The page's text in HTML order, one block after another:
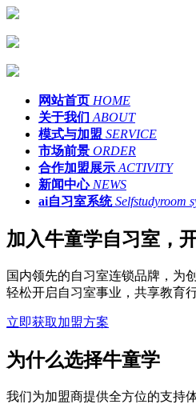
网站首页 HOME
关于我们 ABOUT
模式与加盟 SERVICE
市场前景 ORDER
合作加盟展示 ACTIVITY
新闻中心 NEWS
ai自习室系统 Selfstudyroom
加入牛童学自习室，
国内领先的自习室连锁品牌，为
轻松开启自习室事业，共享教育
立即获取加盟方案
为什么选择牛童学
我们为加盟商提供全方位的支持